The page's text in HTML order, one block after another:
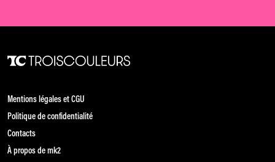
Mentions légales et CGU
Politique de confidentialité
Contacts
À propos de mk2